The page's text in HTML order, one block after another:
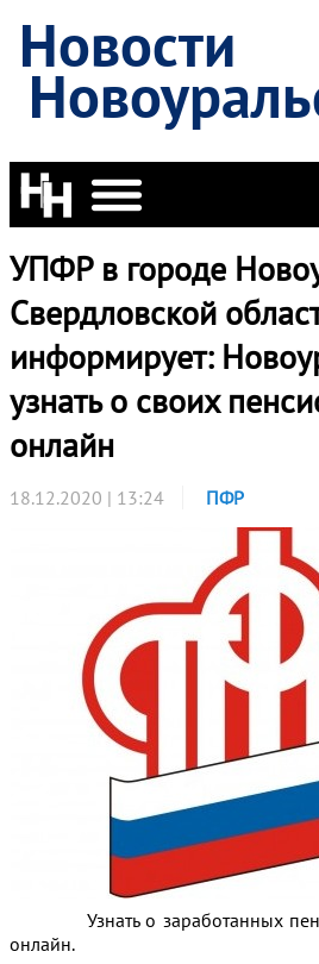
Новости
УПФР в городе
Свердловской
информирует:
узнать о своих
онлайн
18.12.2020 | 13:24 ПФР
Узнать о заработанных
онлайн.